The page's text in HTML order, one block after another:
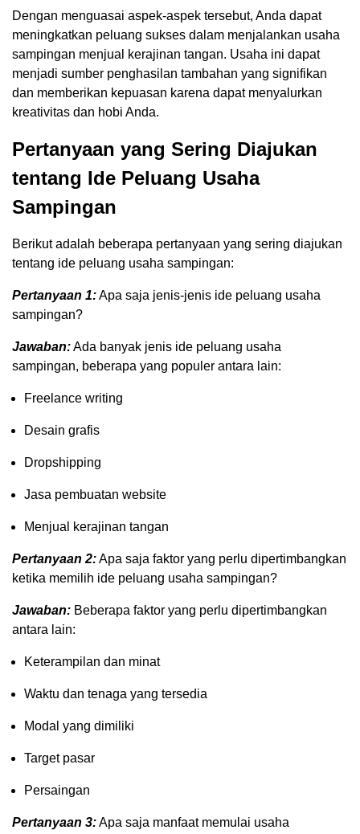
Dengan menguasai aspek-aspek tersebut, Anda dapat
meningkatkan peluang sukses dalam menjalankan usaha
sampingan menjual kerajinan tangan. Usaha ini dapat
menjadi sumber penghasilan tambahan yang signifikan
dan memberikan kepuasan karena dapat menyalurkan
kreativitas dan hobi Anda.
Pertanyaan yang Sering Diajukan
tentang Ide Peluang Usaha
Sampingan
Berikut adalah beberapa pertanyaan yang sering diajukan
tentang ide peluang usaha sampingan:
Pertanyaan 1:Apa saja jenis-jenis ide peluang usaha
sampingan?
Jawaban:Ada banyak jenis ide peluang usaha
sampingan, beberapa yang populer antara lain:
Freelance writing
Desain grafis
Dropshipping
Jasa pembuatan website
Menjual kerajinan tangan
Pertanyaan 2:Apa saja faktor yang perlu dipertimbangkan
ketika memilih ide peluang usaha sampingan?
Jawaban: Beberapa faktor yang perlu dipertimbangkan
antara lain:
Keterampilan dan minat
Waktu dan tenaga yang tersedia
Modal yang dimiliki
Target pasar
Persaingan
Pertanyaan 3:Apa saja manfaat memulai usaha